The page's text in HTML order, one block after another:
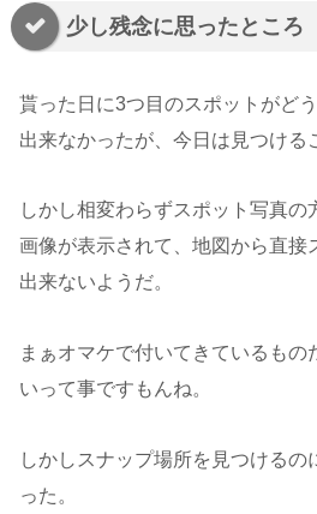
少し残念に思ったところ
貰った日に3つ目のスポットがど
出来なかったが、今日は見つける
しかし相変わらずスポット写真の
画像が表示されて、地図から直接
出来ないようだ。
まぁオマケで付いてきているもの
いって事ですもんね。
しかしスナップ場所を見つけるの
った。